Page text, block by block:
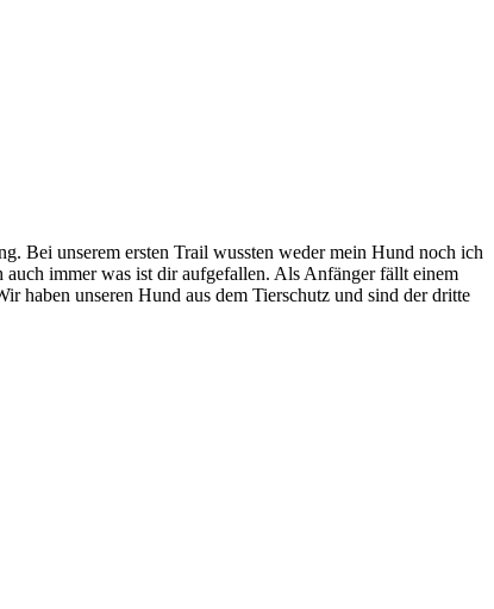
Bei unserem ersten Trail wussten weder mein Hund noch ich
immer was ist dir aufgefallen. Als Anfänger fällt einem
haben unseren Hund aus dem Tierschutz und sind der dritte